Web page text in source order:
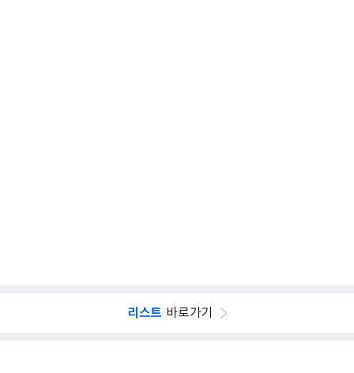
리스트 바로가기